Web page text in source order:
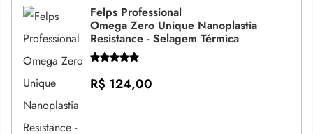
Felps Professional
Omega Zero Unique Nanoplastia
Resistance - Selagem Térmica
R$ 124,00